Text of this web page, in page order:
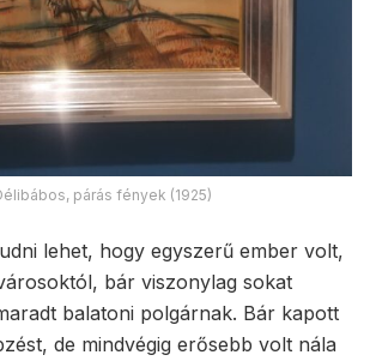
párás fények (1925)
lehet, hogy egyszerű ember volt,
bár viszonylag sokat
balatoni polgárnak. Bár kapott
de mindvégig erősebb volt nála